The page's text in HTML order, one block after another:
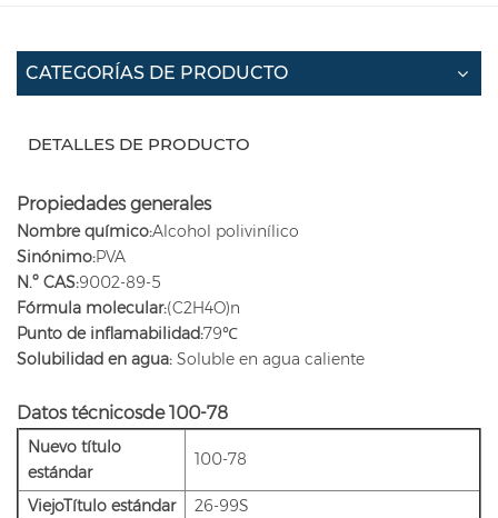
CATEGORÍAS DE PRODUCTO
DETALLES DE PRODUCTO
Propiedades generales
Nombre químico:Alcohol polivinílico
Sinónimo:PVA
N.º CAS:9002-89-5
Fórmula molecular:(C2H4O)n
Punto de inflamabilidad:79℃
Solubilidad en agua: Soluble en agua caliente
Datos técnicosde 100-78
Nuevo título
estándar
100-78
ViejoTítulo estándar
26-99S